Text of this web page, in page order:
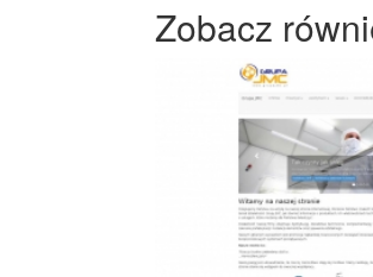
Zobacz